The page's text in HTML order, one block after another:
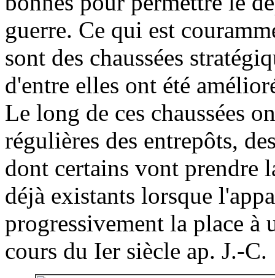
guerre. Ce qui est
sont des chaussées
d'entre elles ont été
Le long de ces chaussées
régulières des entrepôts,
dont certains vont prendre
déjà existants lorsque
progressivement la place
cours du Ier siècle ap. J.-C.